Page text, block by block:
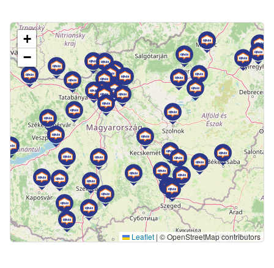
+
−
Leaflet | © OpenStreetMap contributors